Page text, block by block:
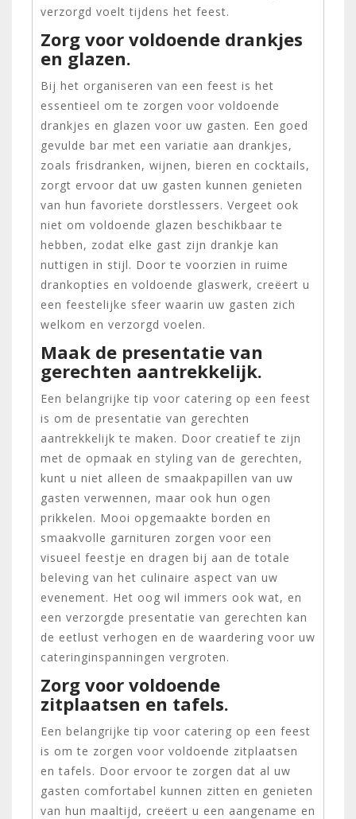
verzorgd voelt tijdens het feest.
Zorg voor voldoende drankjes
en glazen.
Bij het organiseren van een feest is het
essentieel om te zorgen voor voldoende
drankjes en glazen voor uw gasten. Een goed
gevulde bar met een variatie aan drankjes,
zoals frisdranken, wijnen, bieren en cocktails,
zorgt ervoor dat uw gasten kunnen genieten
van hun favoriete dorstlessers. Vergeet ook
niet om voldoende glazen beschikbaar te
hebben, zodat elke gast zijn drankje kan
nuttigen in stijl. Door te voorzien in ruime
drankopties en voldoende glaswerk, creëert u
een feestelijke sfeer waarin uw gasten zich
welkom en verzorgd voelen.
Maak de presentatie van
gerechten aantrekkelijk.
Een belangrijke tip voor catering op een feest
is om de presentatie van gerechten
aantrekkelijk te maken. Door creatief te zijn
met de opmaak en styling van de gerechten,
kunt u niet alleen de smaakpapillen van uw
gasten verwennen, maar ook hun ogen
prikkelen. Mooi opgemaakte borden en
smaakvolle garnituren zorgen voor een
visueel feestje en dragen bij aan de totale
beleving van het culinaire aspect van uw
evenement. Het oog wil immers ook wat, en
een verzorgde presentatie van gerechten kan
de eetlust verhogen en de waardering voor uw
cateringinspanningen vergroten.
Zorg voor voldoende
zitplaatsen en tafels.
Een belangrijke tip voor catering op een feest
is om te zorgen voor voldoende zitplaatsen
en tafels. Door ervoor te zorgen dat al uw
gasten comfortabel kunnen zitten en genieten
van hun maaltijd, creëert u een aangename en